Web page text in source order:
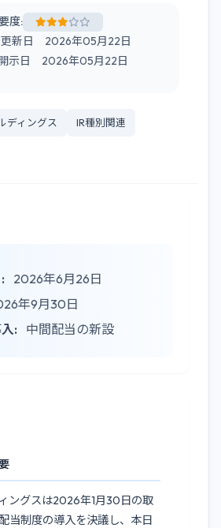
度:
更新日 2026年05月22日
示日 2026年05月22日
ディングス IR種別関連
2026年6月26日
年9月30日
:
中間配当の新設
ングスは2026年1月30日の取
当制度の導入を決議し、本日